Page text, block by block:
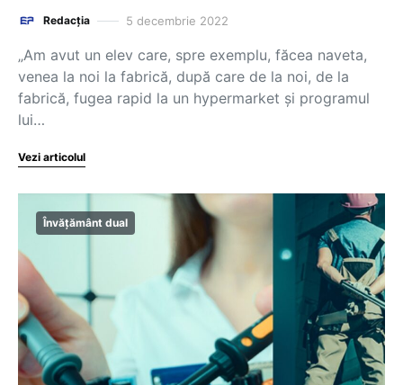
Redacția 5 decembrie 2022
„Am avut un elev care, spre exemplu, făcea naveta,
venea la noi la fabrică, după care de la noi, de la
fabrică, fugea rapid la un hypermarket și programul
lui…
Vezi articolul
Învățământ dual